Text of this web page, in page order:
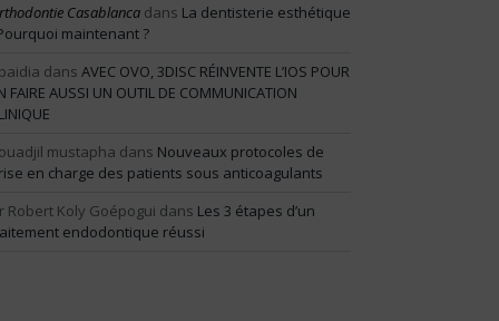
Casablanca dans La dentisterie esthétique
maintenant ?
dans AVEC OVO, 3DISC RÉINVENTE L’IOS POUR
FAIRE AUSSI UN OUTIL DE COMMUNICATION
mustapha dans Nouveaux protocoles de
en charge des patients sous anticoagulants
Robert Koly Goépogui dans Les 3 étapes d’un
endodontique réussi